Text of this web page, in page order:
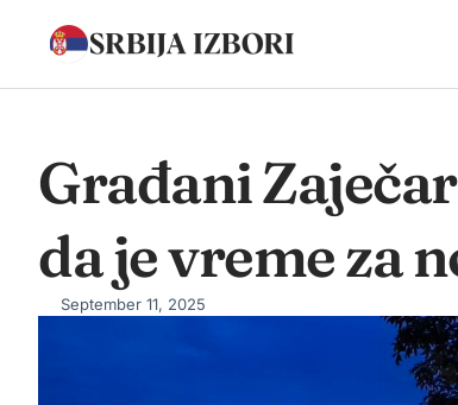
Građani
da je vreme za
September 11, 2025